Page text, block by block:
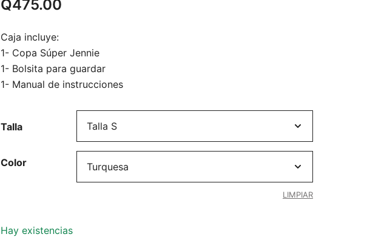
valoración
de un cliente
Q475.00
Caja incluye:
1- Copa Súper Jennie
1- Bolsita para guardar
1- Manual de instrucciones
Talla
Color
LIMPIAR
Hay existencias